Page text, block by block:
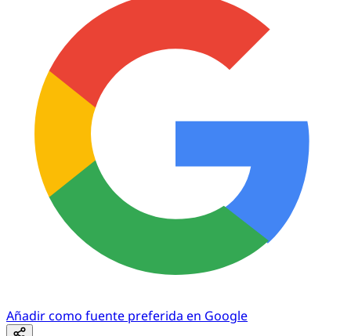
Añadir como fuente preferida en Google